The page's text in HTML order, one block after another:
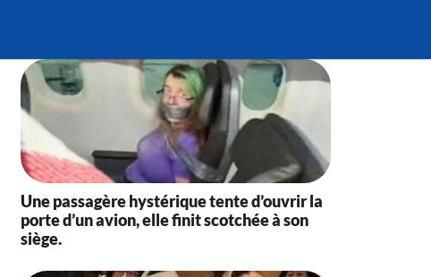
Une passagère hystérique tente d’ouvrir la
porte d’un avion, elle finit scotchée à son
siège.